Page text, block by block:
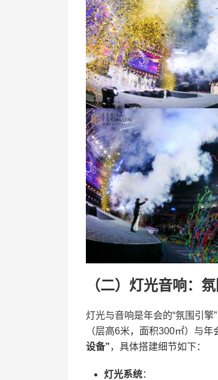
（二）灯光音响：
灯光与音响是年会的“氛围引
（层高6米，面积300㎡）与
设备”​​，具体搭建细节如下：
​灯光系统​​：